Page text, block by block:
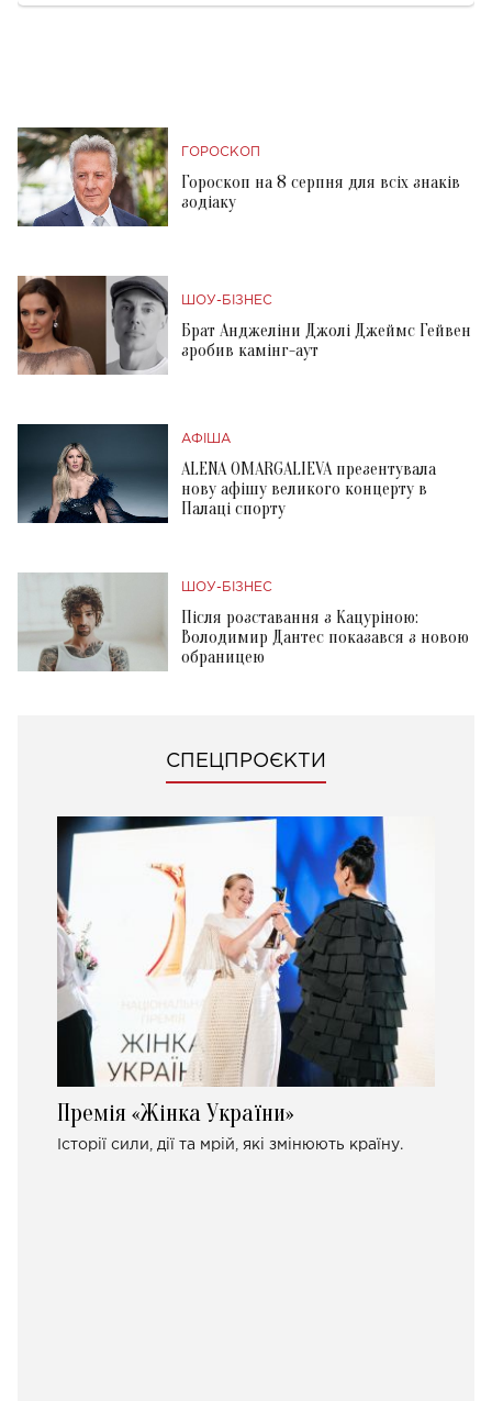
ГОРОСКОП
Гороскоп на 8 серпня для всіх знаків
зодіаку
ШОУ-БІЗНЕС
Брат Анджеліни Джолі Джеймс Гейвен
зробив камінг-аут
АФІША
ALENA OMARGALIEVA презентувала
нову афішу великого концерту в
Палаці спорту
ШОУ-БІЗНЕС
Після розставання з Кацуріною:
Володимир Дантес показався з новою
обраницею
СПЕЦПРОЄКТИ
Премія «Жінка України»
Історії сили, дії та мрій, які змінюють країну.